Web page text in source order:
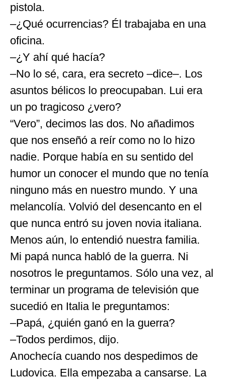
pistola.
–¿Qué ocurrencias? Él trabajaba en una
oficina.
–¿Y ahí qué hacía?
–No lo sé, cara, era secreto –dice–. Los
asuntos bélicos lo preocupaban. Lui era
un po tragicoso ¿vero?
“Vero”, decimos las dos. No añadimos
que nos enseñó a reír como no lo hizo
nadie. Porque había en su sentido del
humor un conocer el mundo que no tenía
ninguno más en nuestro mundo. Y una
melancolía. Volvió del desencanto en el
que nunca entró su joven novia italiana.
Menos aún, lo entendió nuestra familia.
Mi papá nunca habló de la guerra. Ni
nosotros le preguntamos. Sólo una vez, al
terminar un programa de televisión que
sucedió en Italia le preguntamos:
–Papá, ¿quién ganó en la guerra?
–Todos perdimos, dijo.
Anochecía cuando nos despedimos de
Ludovica. Ella empezaba a cansarse. La